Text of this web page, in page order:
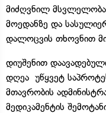
მიძღვნილ
მოედანზე და
დალოცვის თხოვნით
დიუშენით
დღეა უწყვეტ
მთავრობის
მედიკამენტის